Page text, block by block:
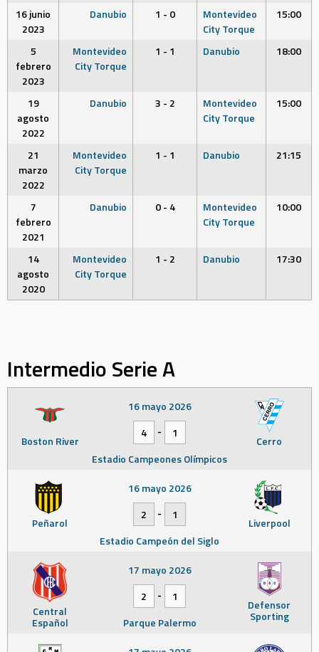
16 junio
2023
Danubio 1 - 0
Montevideo
City Torque
15:00
5
febrero
2023
Montevideo
City Torque
1 - 1 Danubio 18:00
19
agosto
2022
Danubio 3 - 2
Montevideo
City Torque
15:00
21
marzo
2022
Montevideo
City Torque
1 - 1 Danubio 21:15
7
febrero
2021
Danubio 0 - 4
Montevideo
City Torque
10:00
14
agosto
2020
Montevideo
City Torque
1 - 2 Danubio 17:30
Intermedio Serie A
Boston River Cerro
16 mayo 2026
4
-
1
Estadio Campeones Olímpicos
Peñarol Liverpool
16 mayo 2026
2
-
1
Estadio Campeón del Siglo
Central
Español
Defensor
Sporting
17 mayo 2026
2
-
1
Parque Palermo